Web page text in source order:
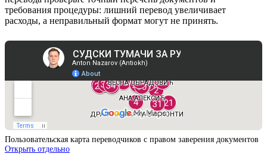
требования процедуры: лишний перевод увеличивает
расходы, а неправильный формат могут не принять.
Пользовательская карта переводчиков с правом заверения документов
Открыть отдельно